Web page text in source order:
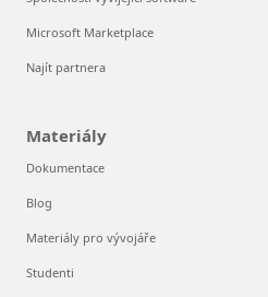
Microsoft Marketplace
Najít partnera
Materiály
Dokumentace
Blog
Materiály pro vývojáře
Studenti